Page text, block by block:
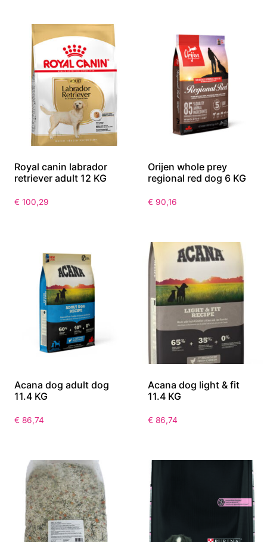
Royal canin labrador
retriever adult 12 KG
€ 100,29
Orijen whole prey
regional red dog 6 KG
€ 90,16
Acana dog adult dog
11.4 KG
€ 86,74
Acana dog light & fit
11.4 KG
€ 86,74